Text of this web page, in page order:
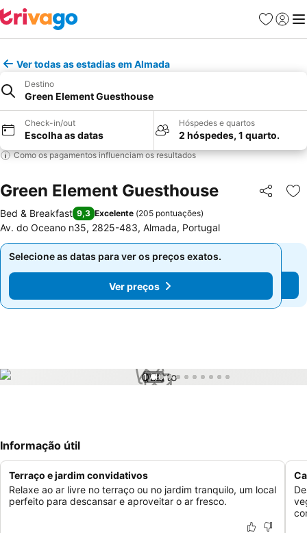
Favoritos
Iniciar
Ver todas as estadias em Almada
Destino
Green Element Guesthouse
Check-in/out
Escolha as datas
Hóspedes e quartos
2 hóspedes, 1 quarto.
Como os pagamentos influenciam os resultados
Green Element Guesthouse Partilhar
Bed & Breakfast 9,3 Excelente (205 pontuações)
Av. do Oceano n35, 2825-483, Almada, Portugal
Selecione as datas para ver os preços exatos.
Ver preços
Selecione as datas para ver os preços exatos.
Ver preços
1 / 10
Informação útil
Terraço e jardim convidativos
Relaxe ao ar livre no terraço ou no jardim tranquilo, um local
perfeito para descansar e aproveitar o ar fresco.